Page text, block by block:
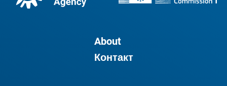
About
Контакт